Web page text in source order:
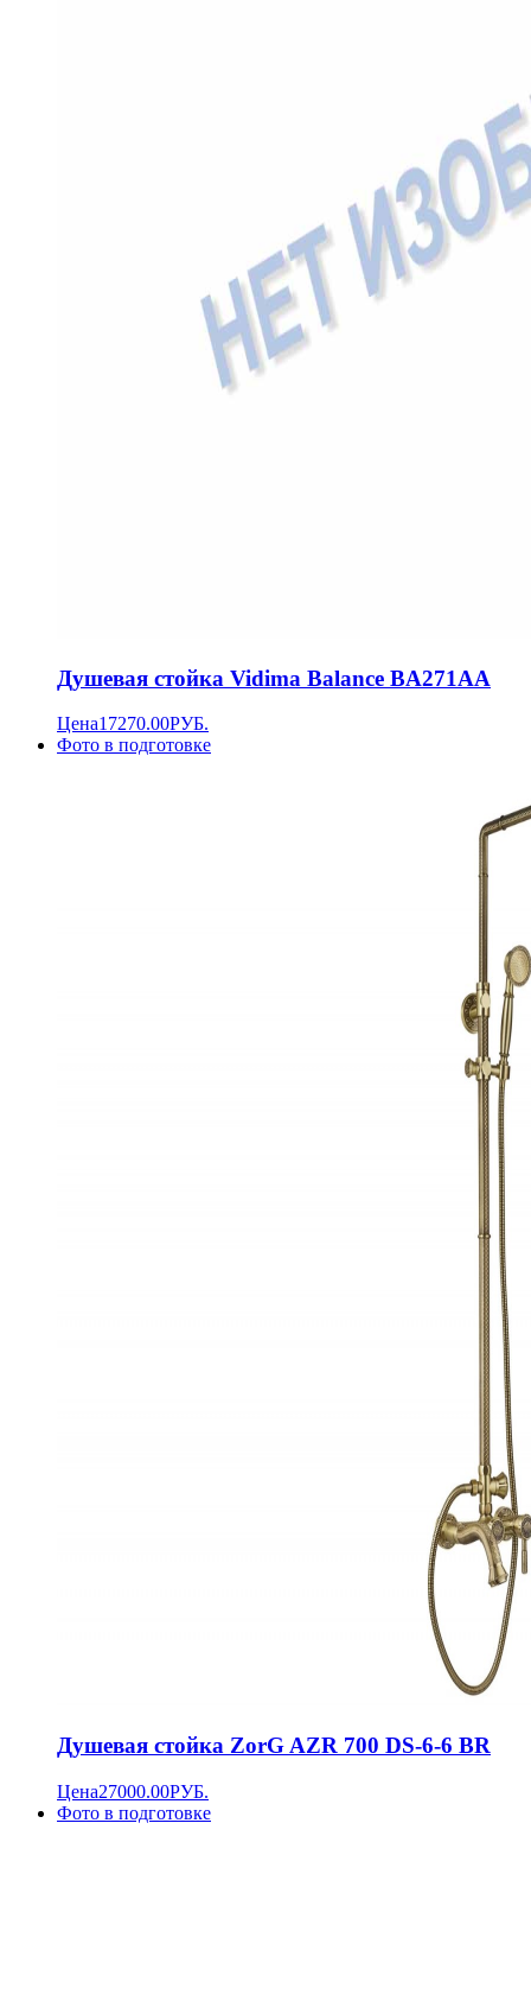
Душевая стойка Vidima Balance BA271AA
Цена17270.00РУБ.
Фото в подготовке
Душевая стойка ZorG AZR 700 DS-6-6 BR
Цена27000.00РУБ.
Фото в подготовке